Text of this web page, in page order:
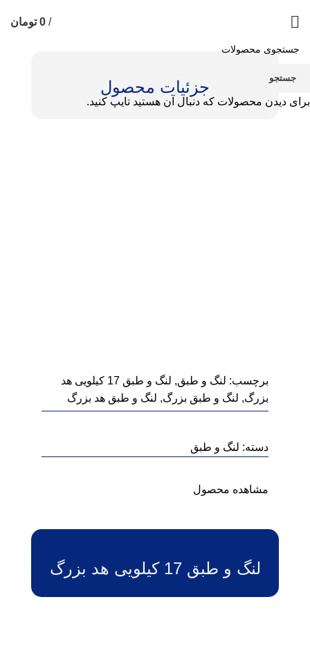
/
0 تومان
لنگ و طبق 17 کیلویی هد بزرگ
جزئیات محصول
برچسب: لنگ و طبق,
لنگ و طبق 17 کیلویی هد
بزرگ, لنگ و طبق بزرگ, لنگ و طبق هد بزرگ
دسته: لنگ و طبق
مشاهده محصول
جستجو
برای دیدن محصولات که دنبال آن هستید تایپ کنید.